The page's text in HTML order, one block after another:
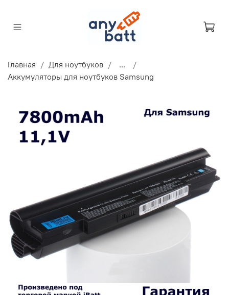
Главная Для ноутбуков
...
Аккумуляторы для ноутбуков Samsung